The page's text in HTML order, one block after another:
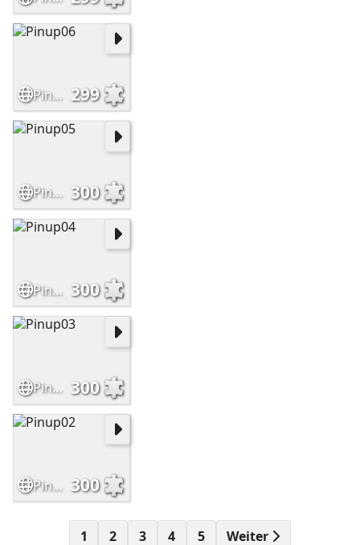
Pinup06 299
Pinup05 300
Pinup04 300
Pinup03 300
Pinup02 300
1 2 3 4 5 Weiter